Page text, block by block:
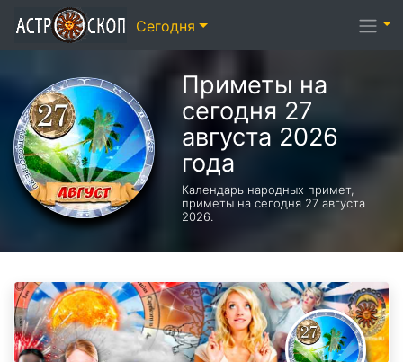
Приметы на
сегодня 27
августа 2026
года
Календарь народных примет,
приметы на сегодня 27 августа
2026.
Сегодня